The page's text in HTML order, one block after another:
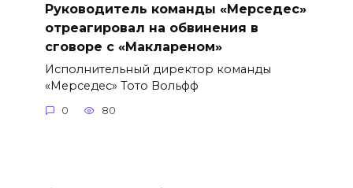
Руководитель команды «Мерседес»
отреагировал на обвинения в
сговоре с «Маклареном»
Исполнительный директор команды
«Мерседес» Тото Вольфф
0 80